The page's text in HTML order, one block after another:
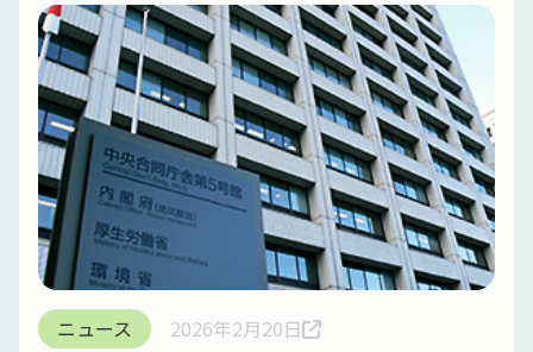
ニュース 2026年2月20日